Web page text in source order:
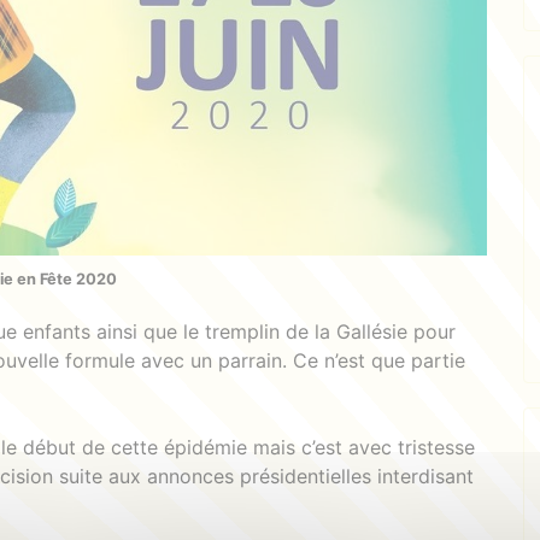
en Fête 2020
enfants ainsi que le tremplin de la Gallésie pour
formule avec un parrain. Ce n’est que partie
début de cette épidémie mais c’est avec tristesse
suite aux annonces présidentielles interdisant